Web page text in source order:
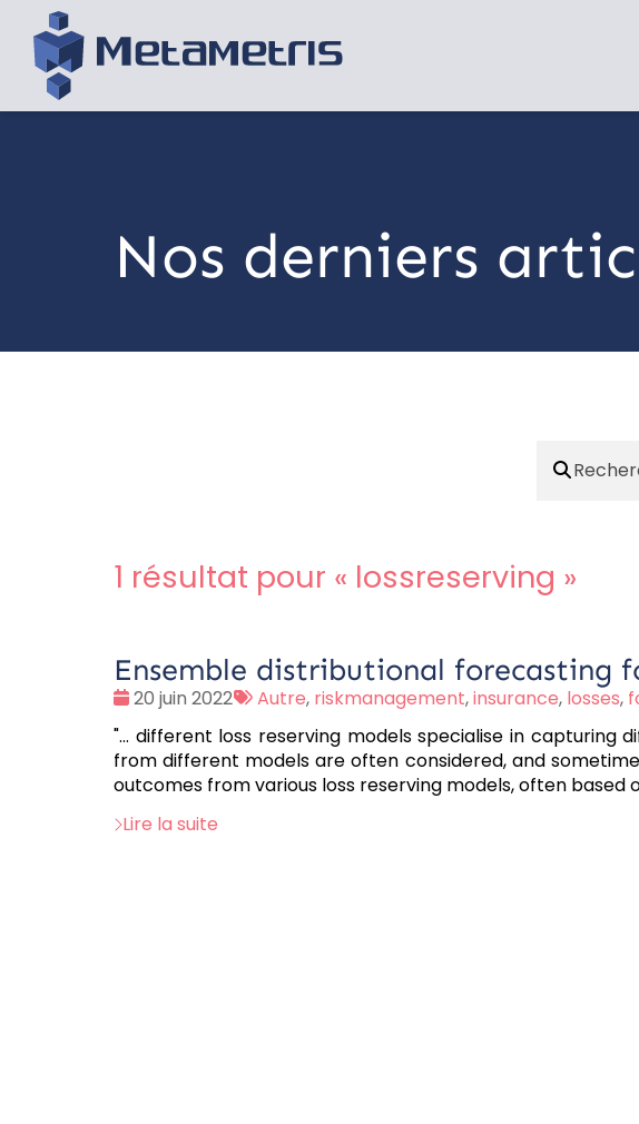
Nos derniers
1 résultat pour « lossreserving »
Ensemble distributional forecasting
Date
20 juin 2022
Tags
Autre, riskmanagement,insurance, losses,
"... different loss reserving models specialise in
from different models are often considered, and
outcomes from various loss reserving models, often based
Lire la suite